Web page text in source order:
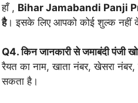
हाँ , Bihar Jamabandi Panji
है। इसके लिए आपको कोई शुल्क नहीं
Q4. किन जानकारी से जमाबंदी पंजी
रैयत का नाम, खाता नंबर, खेसरा
सकता है।